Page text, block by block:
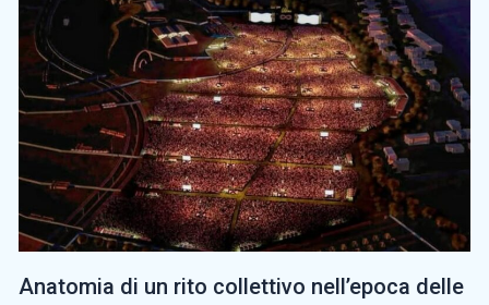
Anatomia di un rito collettivo nell’epoca delle